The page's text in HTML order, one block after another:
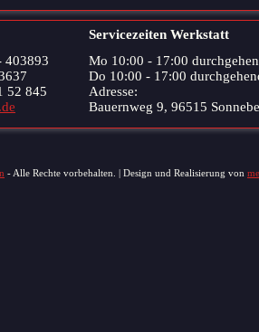
Servicezeiten Werkstatt
403893
52 845
Mo 10:00 - 17:00
Do 10:00 - 17:00
Adresse:
Bauernweg 9, 96515
- Alle Rechte vorbehalten. | Design und Realisierung von